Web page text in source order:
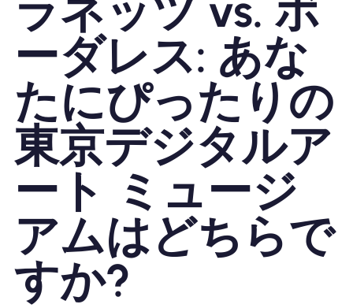
eSIMについて
Nomad eSIMを使用する理由
eSIMの使用
企業
ラネッツ vs. ボ
ーダレス: あな
たにぴったりの
東京デジタルア
ート ミュージ
アムはどちらで
すか?